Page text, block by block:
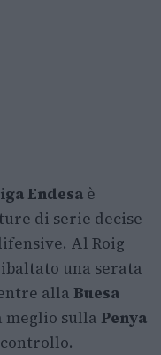
Endesa è
di serie decise
Al Roig
una serata
alla Buesa
meglio sulla Penya